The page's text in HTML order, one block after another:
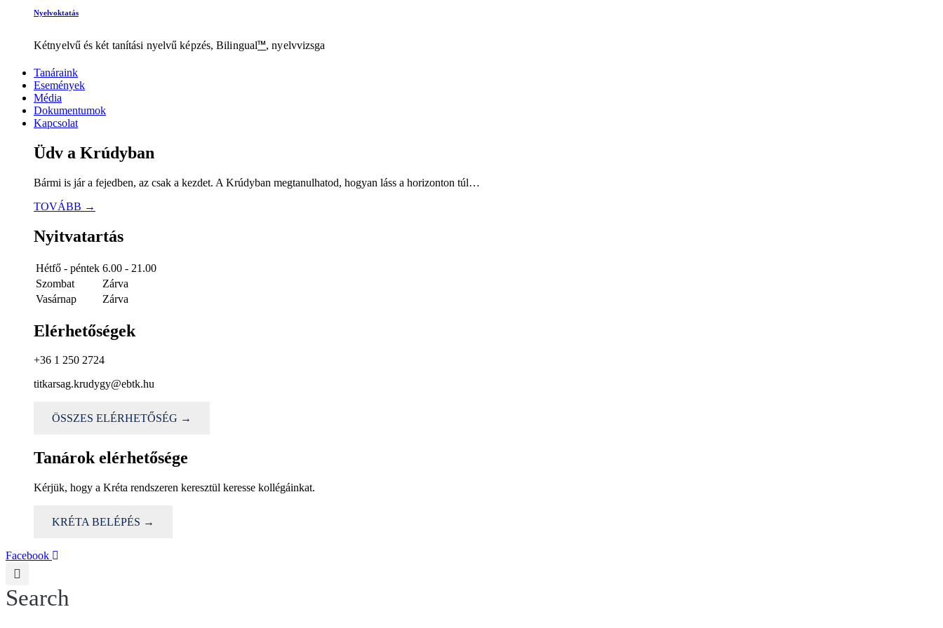
Nyelvoktatás
Kétnyelvű és két tanítási nyelvű képzés, Bilingual™, nyelvvizsga
Tanáraink
Események
Média
Dokumentumok
Kapcsolat
Üdv a Krúdyban
Bármi is jár a fejedben, az csak a kezdet. A Krúdyban megtanulhatod, hogyan láss a horizonton túl…
TOVÁBB →
Nyitvatartás
Hétfő - péntek 6.00 - 21.00
Szombat
Zárva
Vasárnap
Zárva
Elérhetőségek
+36 1 250 2724
titkarsag.krudygy@ebtk.hu
ÖSSZES ELÉRHETŐSÉG →
Tanárok elérhetősége
Kérjük, hogy a Kréta rendszeren keresztül keresse kollégáinkat.
KRÉTA BELÉPÉS →
Facebook
Search